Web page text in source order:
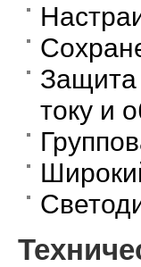
Защита
току и